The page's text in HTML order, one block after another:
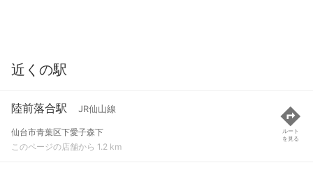
近くの駅
陸前落合駅 JR仙山線
仙台市青葉区下愛子森下
このページの店舗から 1.2 km
ルート
を見る